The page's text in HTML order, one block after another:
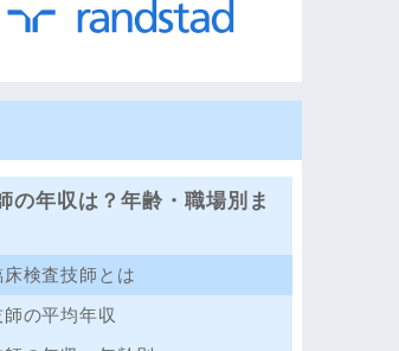
の年収は？年齢・職場別ま
検査技師とは
の平均年収